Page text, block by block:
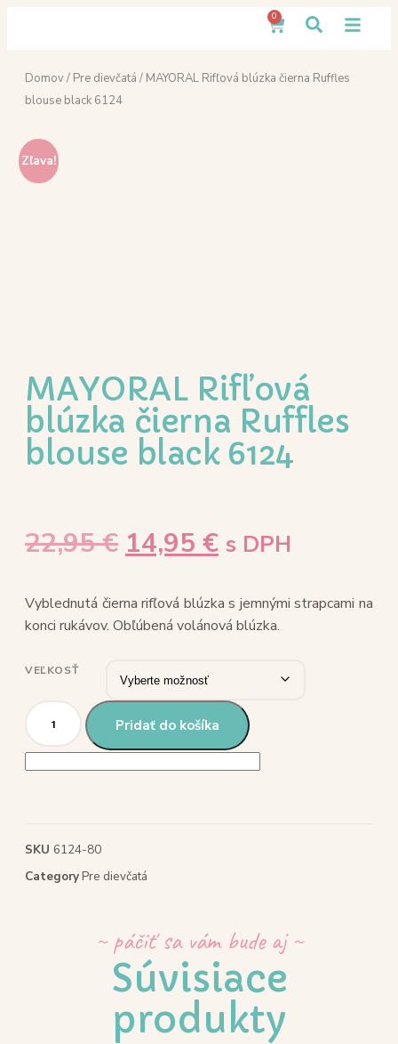
0
Domov/ Pre dievčatá / MAYORAL Rifľová blúzka čierna Ruffles
blouse black 6124
Zľava!
MAYORAL Rifľová
blúzka čierna Ruffles
blouse black 6124
22,95€ 14,95 € s DPH
Vyblednutá čierna rifľová blúzka s jemnými strapcami na
konci rukávov. Obľúbená volánová blúzka.
VEĽKOSŤ
Pridať do košíka
SKU 6124-80
CategoryPre dievčatá
~ páčiť sa vám bude aj ~
Súvisiace
produkty